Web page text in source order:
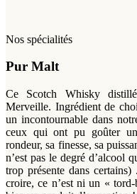
Nos spécialités
Pur Malt
Ce Scotch Whisky
Merveille. Ingrédient de
un incontournable dans
ceux qui ont pu goûter
rondeur, sa finesse, sa
n’est pas le degré d’alcool
trop présente dans
croire, ce n’est ni un «